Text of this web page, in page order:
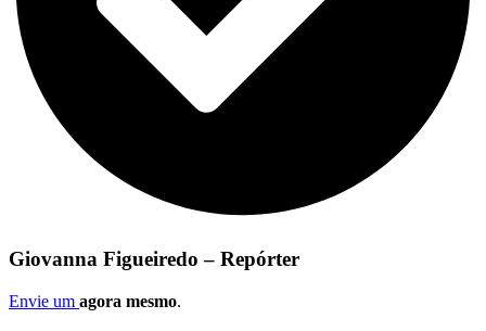
Giovanna Figueiredo – Repórter
Envie um agora mesmo.